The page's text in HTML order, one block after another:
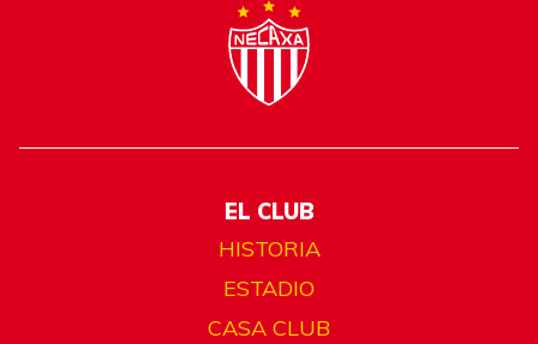
EL CLUB
HISTORIA
ESTADIO
CASA CLUB